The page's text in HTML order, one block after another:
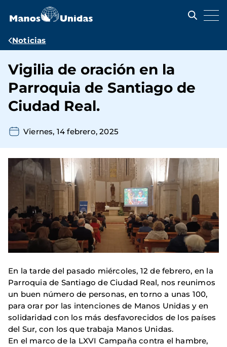
contenido
Ruta
navegación
Noticias
Vigilia de oración en la
Parroquia de Santiago de
Ciudad Real.
Viernes, 14 febrero, 2025
En la tarde del pasado miércoles, 12 de febrero, en la
Parroquia de Santiago de Ciudad Real, nos reunimos
un buen número de personas, en torno a unas 100,
para orar por las intenciones de Manos Unidas y en
solidaridad con los más desfavorecidos de los países
del Sur, con los que trabaja Manos Unidas.
En el marco de la LXVI Campaña contra el hambre,